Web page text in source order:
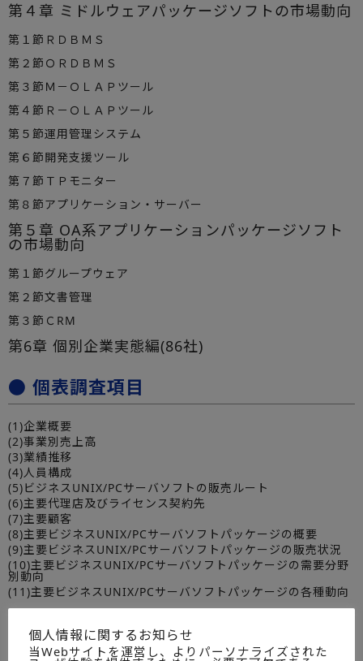
第４章 ミドルウェアパッケージソフトの市場動向
第１節ＲＤＢＭＳ
第２節ＯＲＤＢＭＳ
第３節Ｍ－ＯＬＡＰツール
第４節Ｒ－ＯＬＡＰツール
第５節運用管理システム
第６節開発支援ツール
第７節ＴＰモニター
第８節アプリケーション・サーバー
第５章 OA系アプリケーションパッケージソフト
の市場動向
第１節グループウェア
第２節文書管理
第３節ＣRM
第6章 個別企業実態編(86社)
● 個表調査項目
(1)企業概要
(2)事業別売上高
(3)業績推移
(4)人員構成
(5)ビジネスUNIX/PCサーバソフトの販売ルート
(6)主要代理店及びライセンス契約先
(7)主要顧客
(8)主要ビジネスUNIX/PCサーバソフトパッケージの概要
(9)主要ビジネスUNIX/PCサーバソフトパッケージの販売状況
(10)主要ビジネスUNIX/PCサーバソフトパッケージの需要分野
別動向
(11)主要ビジネスUNIX/PCサーバソフトパッケージの各種動向
● 調査収録企業名
個人情報に関するお知らせ
当Webサイトを運営し、よりパーソナライズされた